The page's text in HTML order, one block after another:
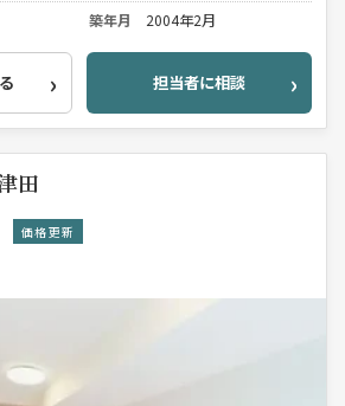
築年月 2004年2月
担当者に相談
田
価格更新